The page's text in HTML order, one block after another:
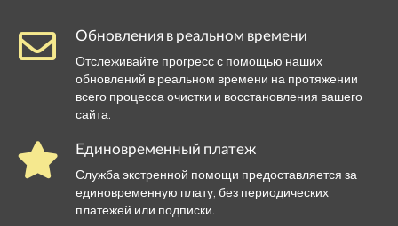
Обновления в реальном времени
Отслеживайте прогресс с помощью наших
обновлений в реальном времени на протяжении
всего процесса очистки и восстановления вашего
сайта.
Единовременный платеж
Служба экстренной помощи предоставляется за
единовременную плату, без периодических
платежей или подписки.